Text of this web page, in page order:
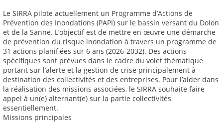
Le SIRRA pilote actuellement un Programme d’Actions de
Prévention des Inondations (PAPI) sur le bassin versant du Dolon
et de la Sanne. L’objectif est de mettre en œuvre une démarche
de prévention du risque inondation à travers un programme de
31 actions planifiées sur 6 ans (2026-2032). Des actions
spécifiques sont prévues dans le cadre du volet thématique
portant sur l’alerte et la gestion de crise principalement à
destination des collectivités et des entreprises. Pour l’aider dans
la réalisation des missions associées, le SIRRA souhaite faire
appel à un(e) alternant(e) sur la partie collectivités
essentiellement.
Missions principales